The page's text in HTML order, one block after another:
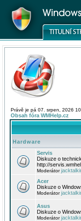
Právě je pá 07. srpen, 2026
Obsah fóra WMHelp.cz
Hardware
Servis
Diskuze o
http://
Moderátor
Acer
Diskuze o
Moderátor
Asus
Diskuze o
Moderátor